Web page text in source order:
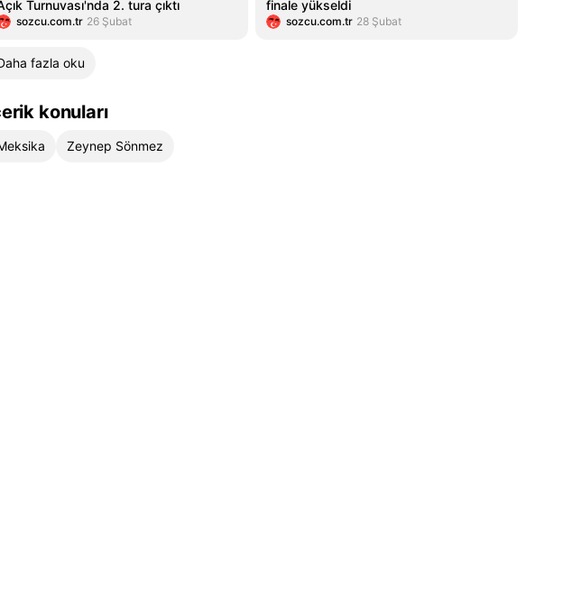
Turnuvası'nda 2. tura çıktı
sozcu.com.tr 26 Şubat
finale yükseldi
sozcu.com.tr 28 Şubat
fazla oku
konuları
Zeynep Sönmez